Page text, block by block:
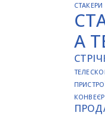
А